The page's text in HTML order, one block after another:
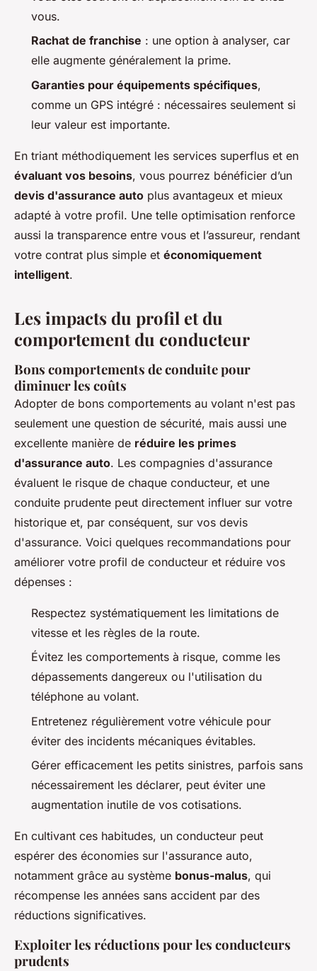
vous.
Rachat de franchise : une option à analyser, car
elle augmente généralement la prime.
Garanties pour équipements spécifiques,
comme un GPS intégré : nécessaires seulement si
leur valeur est importante.
En triant méthodiquement les services superflus et en
évaluant vos besoins, vous pourrez bénéficier d’un
devis d'assurance auto plus avantageux et mieux
adapté à votre profil. Une telle optimisation renforce
aussi la transparence entre vous et l’assureur, rendant
votre contrat plus simple et économiquement
intelligent.
Les impacts du profil et du
comportement du conducteur
Bons comportements de conduite pour
diminuer les coûts
Adopter de bons comportements au volant n'est pas
seulement une question de sécurité, mais aussi une
excellente manière de réduire les primes
d'assurance auto. Les compagnies d'assurance
évaluent le risque de chaque conducteur, et une
conduite prudente peut directement influer sur votre
historique et, par conséquent, sur vos devis
d'assurance. Voici quelques recommandations pour
améliorer votre profil de conducteur et réduire vos
dépenses :
Respectez systématiquement les limitations de
vitesse et les règles de la route.
Évitez les comportements à risque, comme les
dépassements dangereux ou l'utilisation du
téléphone au volant.
Entretenez régulièrement votre véhicule pour
éviter des incidents mécaniques évitables.
Gérer efficacement les petits sinistres, parfois sans
nécessairement les déclarer, peut éviter une
augmentation inutile de vos cotisations.
En cultivant ces habitudes, un conducteur peut
espérer des économies sur l'assurance auto,
notamment grâce au système bonus-malus, qui
récompense les années sans accident par des
réductions significatives.
Exploiter les réductions pour les conducteurs
prudents